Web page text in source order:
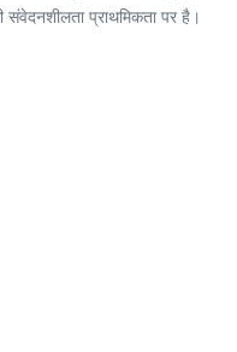
संवेदनशीलता प्राथमिकता पर है।